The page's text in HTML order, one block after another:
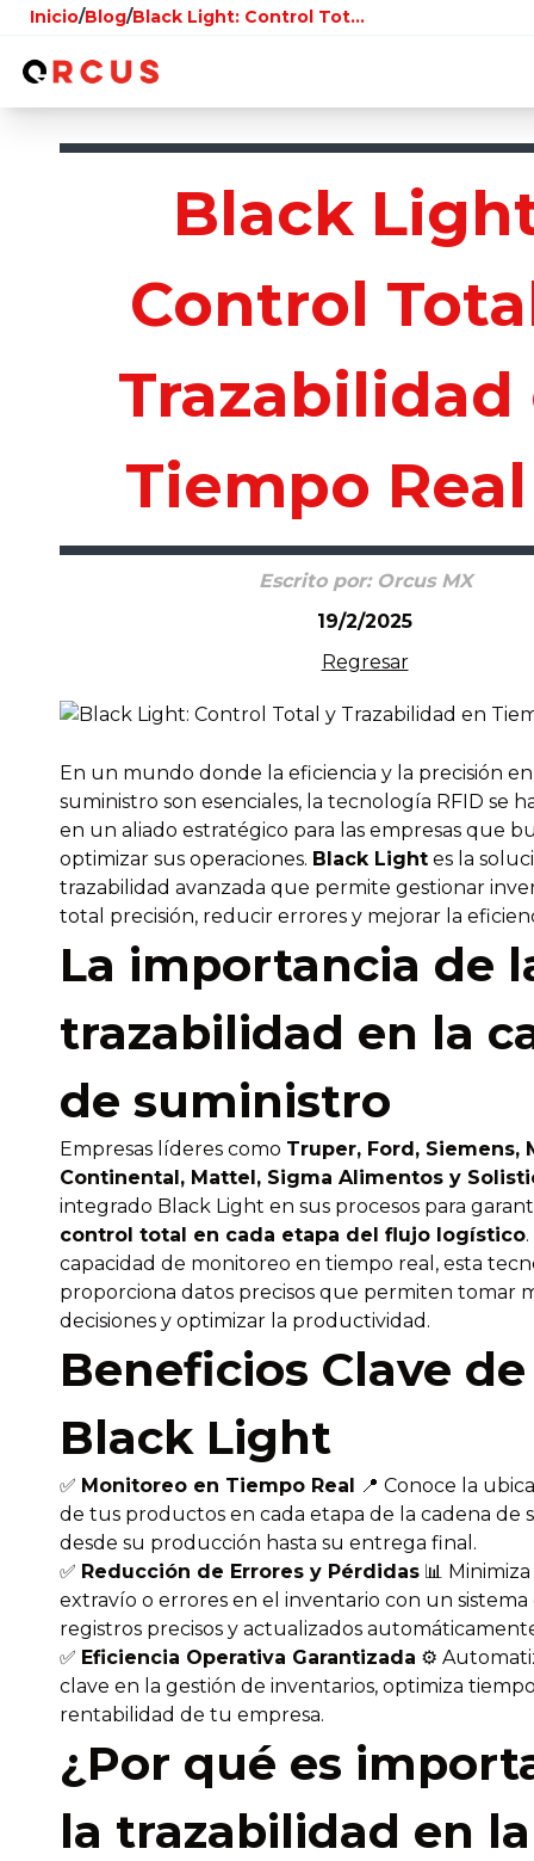
Inicio/Blog/ Black Light: Control Total y Trazabilidad en Tiempo Real 🚀
Black
Control
Trazabilidad
Tiempo Real
Escrito por: Orcus MX
19/2/2025
Regresar
En un mundo donde la eficiencia y la precisión
suministro son esenciales, la tecnología RFID se
en un aliado estratégico para las empresas que
optimizar sus operaciones. Black Light es la
trazabilidad avanzada que permite gestionar
total precisión, reducir errores y mejorar la
La importancia de
trazabilidad en la
de suministro
Empresas líderes como Truper, Ford, Siemens,
Continental, Mattel, Sigma Alimentos y
integrado Black Light en sus procesos para
control total en cada etapa del flujo logístico
capacidad de monitoreo en tiempo real, esta
proporciona datos precisos que permiten tomar
decisiones y optimizar la productividad.
Beneficios Clave de
Black Light
✅ Monitoreo en Tiempo Real 📍 Conoce la
de tus productos en cada etapa de la cadena de
desde su producción hasta su entrega final.
✅ Reducción de Errores y Pérdidas 📊
extravío o errores en el inventario con un
registros precisos y actualizados
✅ Eficiencia Operativa Garantizada ⚙️
clave en la gestión de inventarios, optimiza
rentabilidad de tu empresa.
¿Por qué es
la trazabilidad en la